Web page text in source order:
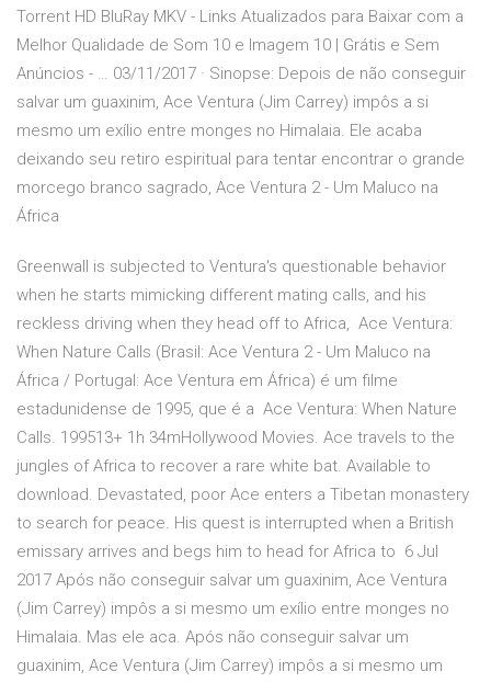
Torrent HD BluRay MKV - Links Atualizados para Baixar com a
Melhor Qualidade de Som 10 e Imagem 10 | Grátis e Sem
Anúncios - … 03/11/2017 · Sinopse: Depois de não conseguir
salvar um guaxinim, Ace Ventura (Jim Carrey) impôs a si
mesmo um exílio entre monges no Himalaia. Ele acaba
deixando seu retiro espiritual para tentar encontrar o grande
morcego branco sagrado, Ace Ventura 2 - Um Maluco na
África
Greenwall is subjected to Ventura's questionable behavior
when he starts mimicking different mating calls, and his
reckless driving when they head off to Africa, Ace Ventura:
When Nature Calls (Brasil: Ace Ventura 2 - Um Maluco na
África / Portugal: Ace Ventura em África) é um filme
estadunidense de 1995, que é a Ace Ventura: When Nature
Calls. 199513+ 1h 34mHollywood Movies. Ace travels to the
jungles of Africa to recover a rare white bat. Available to
download. Devastated, poor Ace enters a Tibetan monastery
to search for peace. His quest is interrupted when a British
emissary arrives and begs him to head for Africa to 6 Jul
2017 Após não conseguir salvar um guaxinim, Ace Ventura
(Jim Carrey) impôs a si mesmo um exílio entre monges no
Himalaia. Mas ele aca. Após não conseguir salvar um
guaxinim, Ace Ventura (Jim Carrey) impôs a si mesmo um